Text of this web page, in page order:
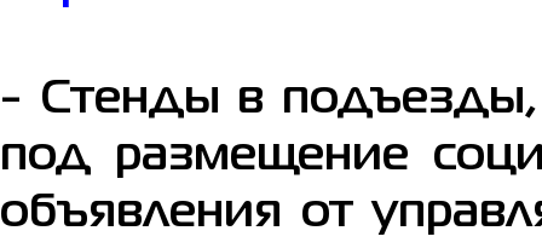
- Стенды в подъезды,
под размещение
объявления от